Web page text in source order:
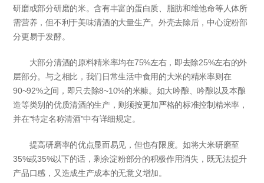
研磨或部分研磨的米。含有丰富的蛋白质、脂肪和维他命等人体所
需营养，但不利于美味清酒的大量生产。外壳去除后，中心淀粉部
分更易于发酵。
大部分清酒的原料精米率均在75%左右，即去除25%左右的外
层部分。与之相比，我们日常生活中食用的大米的精米率则在
90~92%之间，即只去除8~10%的米糠。如大吟酿、吟酿以及本酿
造等类别的优质清酒的生产，则须按更加严格的标准控制精米率，
并在“特定名称清酒”中有详细规定。
提高研磨率的优点显而易见，但也有限度。如将大米研磨至
35%或35%以下的话，剩余淀粉部分的积极作用消失，既无法提升
产品口感，又造成生产成本的无意义增加。